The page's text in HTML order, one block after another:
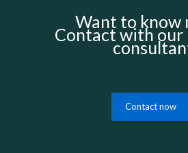
Want to know
Contact with our
Contact now